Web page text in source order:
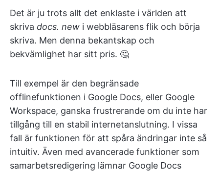
Det är ju trots allt det enklaste i världen att
skriva docs. new i webbläsarens flik och börja
skriva. Men denna bekantskap och
bekvämlighet har sitt pris. 🤔
Till exempel är den begränsade
offlinefunktionen i Google Docs, eller Google
Workspace, ganska frustrerande om du inte har
tillgång till en stabil internetanslutning. I vissa
fall är funktionen för att spåra ändringar inte så
intuitiv. Även med avancerade funktioner som
samarbetsredigering lämnar Google Docs